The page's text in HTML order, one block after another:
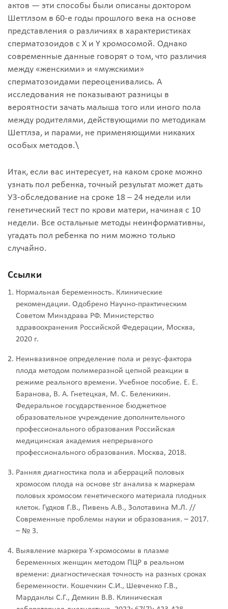
актов — эти способы были описаны доктором
Шеттлзом в 60-е годы прошлого века на основе
представления о различиях в характеристиках
сперматозоидов с X и Y хромосомой. Однако
современные данные говорят о том, что различия
между «женскими» и «мужскими»
сперматозоидами переоценивались. А
исследования не показывают разницы в
вероятности зачать малыша того или иного пола
между родителями, действующими по методикам
Шеттлза, и парами, не применяющими никаких
особых методов.\
Итак, если вас интересует, на каком сроке можно
узнать пол ребенка, точный результат может дать
УЗ-обследование на сроке 18 – 24 недели или
генетический тест по крови матери, начиная с 10
недели. Все остальные методы неинформативны,
угадать пол ребенка по ним можно только
случайно.
Ссылки
Нормальная беременность. Клинические
рекомендации. Одобрено Научно-практическим
Советом Минздрава РФ. Министерство
здравоохранения Российской Федерации, Москва,
2020 г.
Неинвазивное определение пола и резус-фактора
плода методом полимеразной цепной реакции в
режиме реального времени. Учебное пособие. Е. Е.
Баранова, В. А. Гнетецкая, M. C. Бeлeникин.
Федеральное государственное бюджетное
образовательное учреждение дополнительного
профессионального образования Российская
медицинская академия непрерывного
профессионального образования. Москва, 2018.
Ранняя диагностика пола и аберраций половых
хромосом плода на основе str анализа к маркерам
половых хромосом генетического материала плодных
клеток. Гудков Г.В., Пивень А.В., Золотавина М.Л. //
Современные проблемы науки и образования. – 2017.
– № 3.
Выявление маркера Y-хромосомы в плазме
беременных женщин методом ПЦР в реальном
времени: диагностическая точность на разных сроках
беременности. Кошечкин С.И., Шевченко Г.В.,
Марданлы С.Г., Демкин В.В. Клиническая